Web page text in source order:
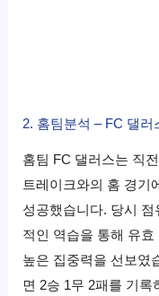
2. 홈팀분석 – FC 댈러
홈팀 FC 댈러스는 직
트레이크와의 홈 경기
성공했습니다. 당시
적인 역습을 통해 유
높은 집중력을 선보였
면 2승 1무 2패를 기록